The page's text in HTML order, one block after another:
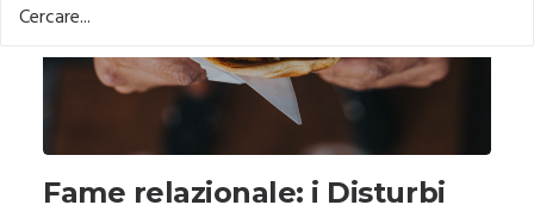
Fame relazionale: i Disturbi